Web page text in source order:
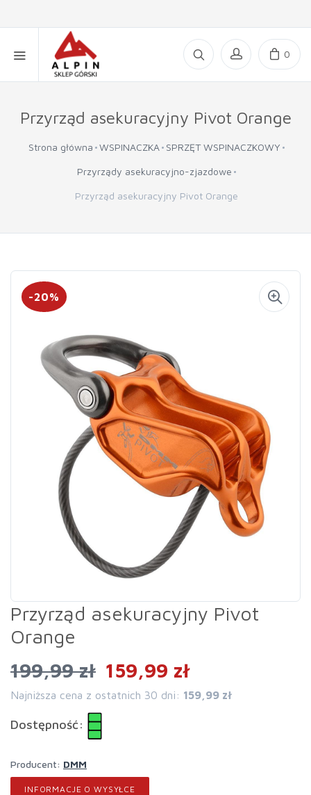
0
Przyrząd asekuracyjny Pivot Orange
Strona główna WSPINACZKA SPRZĘT WSPINACZKOWY
Przyrządy asekuracyjno-zjazdowe
Przyrząd asekuracyjny Pivot Orange
-20%
Przyrząd asekuracyjny Pivot
Orange
199,99 zł 159,99 zł
Najniższa cena z ostatnich 30 dni: 159,99 zł
Dostępność:
Producent: DMM
INFORMACJE O WYSYŁCE